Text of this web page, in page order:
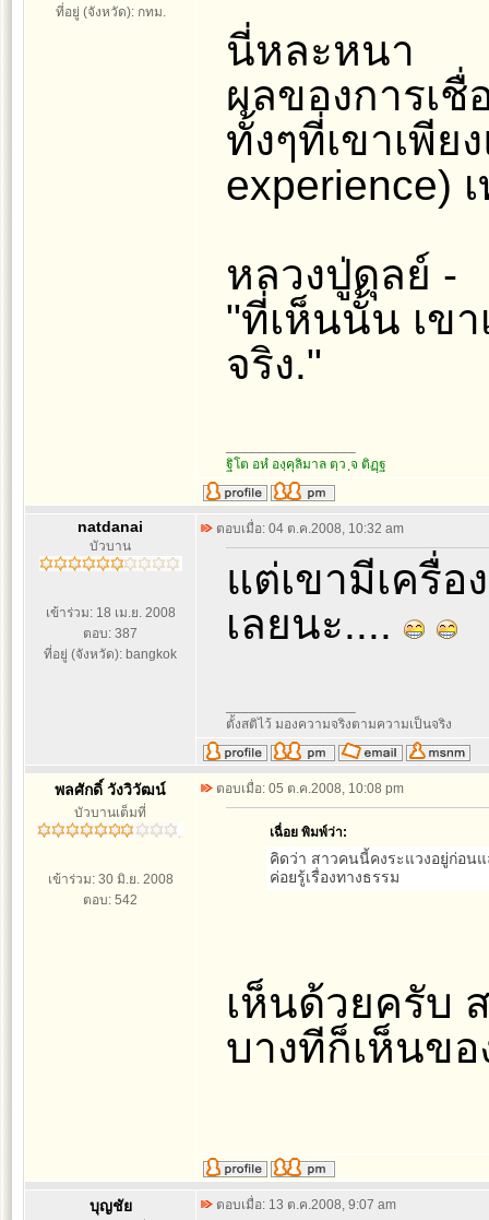
ที่อยู่ (จังหวัด): กทม.
นี่หละหนา
ผลของการเชื่
ทั้งๆที่เขาเพีย
experience)
หลวงปู่ดุลย์ -
"ที่เห็นนั้น เข
จริง."
ฐิโต อหํ องฺคุลิมาล ตฺว ฺจ ติฏฺฐ
natdanai
บัวบาน
เข้าร่วม: 18 เม.ย. 2008
ตอบ: 387
ที่อยู่ (จังหวัด): bangkok
ตอบเมื่อ: 04 ต.ค.2008, 10:32 am
แต่เขามีเครื่อ
เลยนะ....
ตั้งสติไว้ มองความจริงตามความเป็นจริง
พลศักดิ์ วังวิวัฒน์
บัวบานเต็มที่
เข้าร่วม: 30 มิ.ย. 2008
ตอบ: 542
ตอบเมื่อ: 05 ต.ค.2008, 10:08 pm
เฉื่อย พิมพ์ว่า:
คิดว่า สาวคนนี้คงระแวงอยู่ก่อน
ค่อยรู้เรื่องทางธรรม
เห็นด้วยครับ
บางทีก็เห็นข
บุญชัย ตอบเมื่อ: 13 ต.ค.2008, 9:07 am